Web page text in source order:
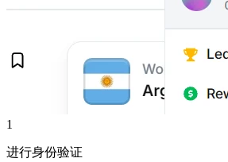
1
进行身份验证